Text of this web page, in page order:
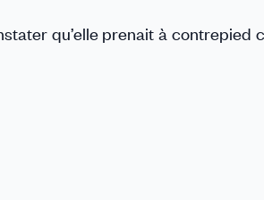
qu’elle prenait à contrepied